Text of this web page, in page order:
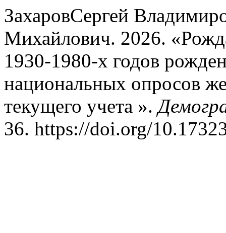
ЗахаровСергей
Михайлович. 2026.
1930-1980-х годов
национальных опросов
текущего учета ».
36. https://doi.org/